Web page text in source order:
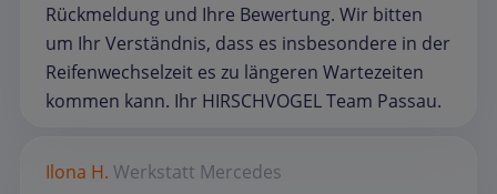
Rückmeldung und Ihre Bewertung. Wir bitten
um Ihr Verständnis, dass es insbesondere in der
Reifenwechselzeit es zu längeren Wartezeiten
kommen kann. Ihr HIRSCHVOGEL Team Passau.
Ilona H. Werkstatt Mercedes